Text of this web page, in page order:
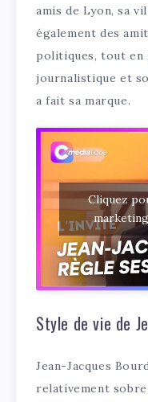
amis de Lyon, sa
également des
politiques, tout en
journalistique et
a fait sa marque.
Cliquez
Style de vie de
Jean-Jacques
relativement